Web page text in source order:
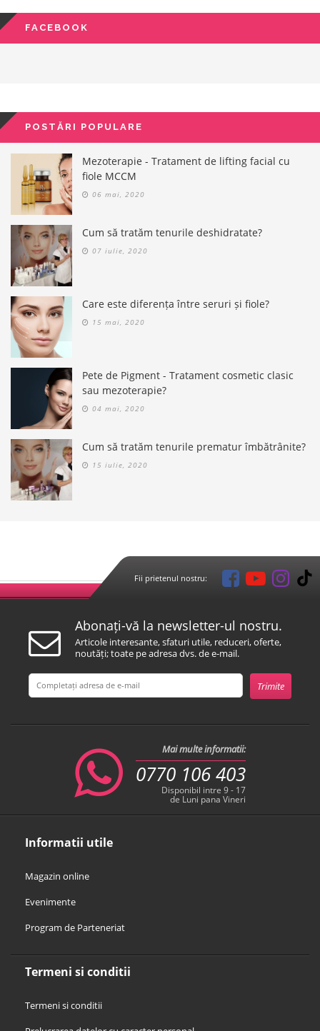
FACEBOOK
POSTĂRI POPULARE
Mezoterapie - Tratament de lifting facial cu
fiole MCCM
06 mai, 2020
Cum să tratăm tenurile deshidratate?
07 iulie, 2020
Care este diferența între seruri și fiole?
15 mai, 2020
Pete de Pigment - Tratament cosmetic clasic
sau mezoterapie?
04 mai, 2020
Cum să tratăm tenurile prematur îmbătrânite?
15 iulie, 2020
Fii prietenul nostru:
Informatii utile
Magazin online
Evenimente
Program de Parteneriat
Termeni si conditii
Termeni si conditii
Abonați-vă la newsletter-ul nostru.
Articole interesante, sfaturi utile, reduceri, oferte,
noutăți; toate pe adresa dvs. de e-mail.
Mai multe informatii:
0770 106 403
Disponibil intre 9 - 17
de Luni pana Vineri